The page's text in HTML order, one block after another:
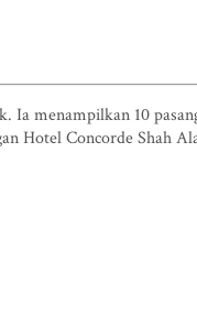
menampilkan 10
Hotel Concorde Shah